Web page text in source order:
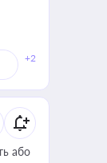
+2
або